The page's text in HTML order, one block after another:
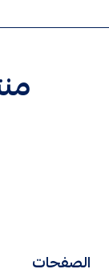
الصفحات